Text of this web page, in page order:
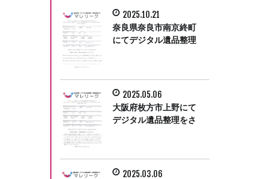
2025.10.21
奈良県奈良市南京終町
にてデジタル遺品整理
2025.05.06
大阪府枚方市上野にて
デジタル遺品整理をさ
2025.03.06